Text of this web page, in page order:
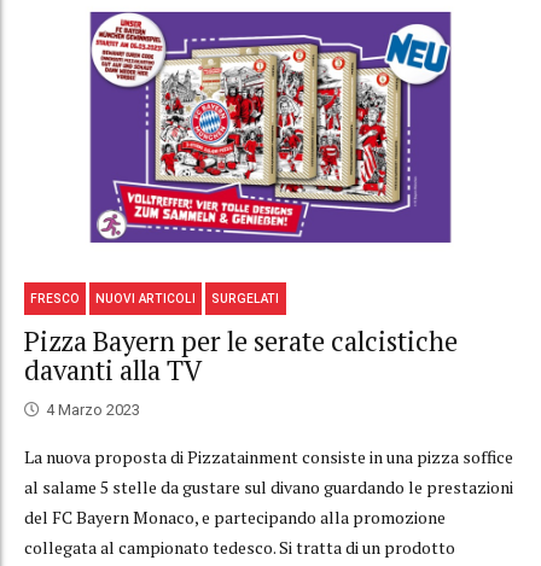
FRESCO NUOVI ARTICOLI SURGELATI
Pizza Bayern per le serate calcistiche
davanti alla TV
4 Marzo 2023
La nuova proposta di Pizzatainment consiste in una pizza soffice
al salame 5 stelle da gustare sul divano guardando le prestazioni
del FC Bayern Monaco, e partecipando alla promozione
collegata al campionato tedesco. Si tratta di un prodotto